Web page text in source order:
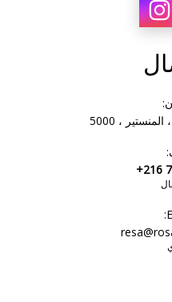
، 5000
+216